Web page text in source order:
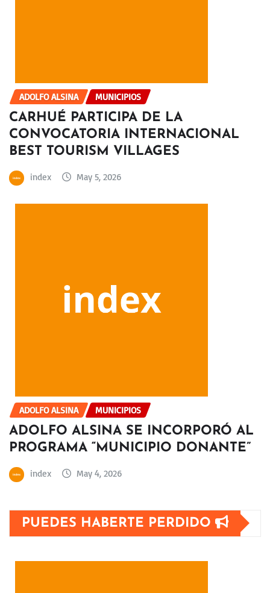
ADOLFO ALSINA MUNICIPIOS
CARHUÉ PARTICIPA DE LA
CONVOCATORIA INTERNACIONAL
BEST TOURISM VILLAGES
index May 5, 2026
ADOLFO ALSINA MUNICIPIOS
ADOLFO ALSINA SE INCORPORÓ AL
PROGRAMA “MUNICIPIO DONANTE”
index May 4, 2026
PUEDES HABERTE PERDIDO